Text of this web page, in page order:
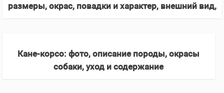
размеры, окрас, повадки и характер, внешний вид,
Кане-корсо: фото, описание породы, окрасы
собаки, уход и содержание